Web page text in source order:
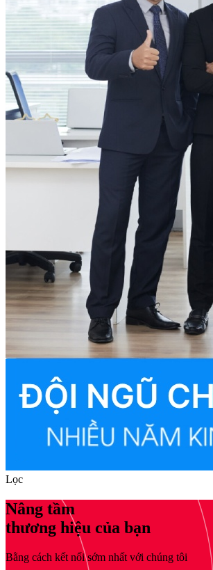
Lọc
Nâng tầm
thương hiệu của bạn
Bằng cách kết nối sớm nhất với chúng tôi